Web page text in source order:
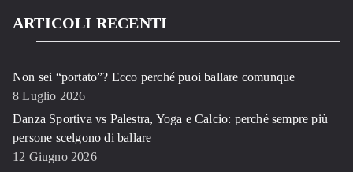
ARTICOLI RECENTI
Non sei “portato”? Ecco perché puoi ballare comunque
8 Luglio 2026
Danza Sportiva vs Palestra, Yoga e Calcio: perché sempre più
persone scelgono di ballare
12 Giugno 2026